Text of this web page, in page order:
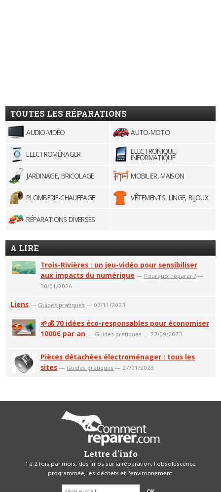
TOUTES LES RÉPARATIONS
AUDIO-VIDÉO AUTO-MOTO
ELECTROMÉNAGER ELECTRONIQUE,
INFORMATIQUE
JARDINAGE, BRICOLAGE
MOBILIER, MAISON
PLOMBERIE-CHAUFFAGE VÊTEMENTS, LINGE, BIJOUX
RÉPARATIONS DIVERSES
A LIRE
Trois-Rivières : un jeu-vidéo pour sensibiliser
aux impacts du numérique — Pourquoi réparer ? —
30/01/2026
Liens — Guides pratiques — 02/11/2023
🌱💰 70 idées éco-responsables pour économiser
1000€ par an — Guides pratiques — 22/09/2023
Pièces détachées électroménager : tous les
sites — Guides pratiques — 27/01/2023
Lettre d'info
1 à 2 fois par mois, des infos sur la réparation, l'obsolescence
programmée, les déchets et l'environnement.